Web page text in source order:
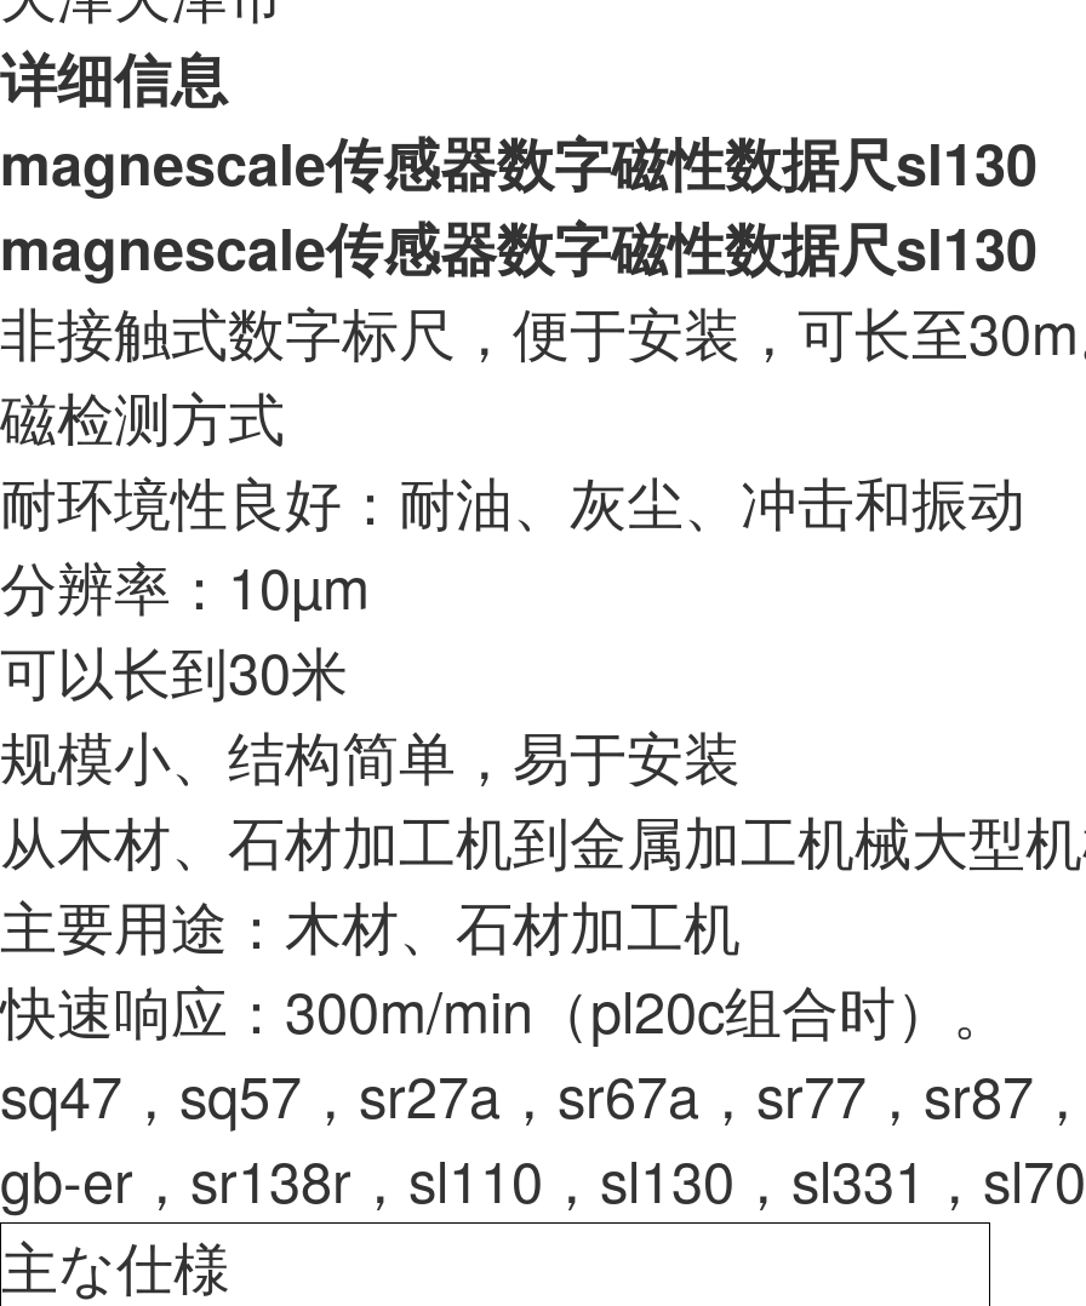
详细信息
magnescale传感器数字磁性数据尺sl130
magnescale传感器数字磁性数据尺sl130
非接触式数字标尺，便于安装，可长至
磁检测方式
耐环境性良好：耐油、灰尘、冲击和振动
分辨率：10µm
可以长到30米
规模小、结构简单，易于安装
从木材、石材加工机到金属加工机械大型
主要用途：木材、石材加工机
快速响应：300m/min（pl20c组合时）。
sq47，sq57，sr27a，sr67a，sr77，sr87
gb-er，sr138r，sl110，sl130，sl331，
主な仕様